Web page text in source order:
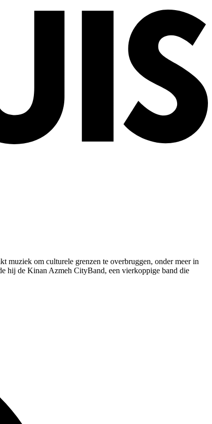
muziek om culturele grenzen te overbruggen, onder meer in
hij de Kinan Azmeh CityBand, een vierkoppige band die